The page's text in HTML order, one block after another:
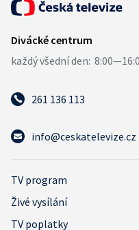
261 136 113
info@ceskatelevize.cz
TV program
Živé vysílání
TV poplatky